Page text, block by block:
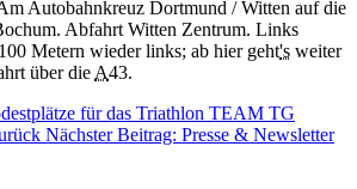
Autobahnkreuz Dortmund / Witten auf die
Abfahrt Witten Zentrum. Links
Metern wieder links; ab hier geht's weiter
über die A43.
für das Triathlon TEAM TG
Nächster Beitrag: Presse & Newsletter